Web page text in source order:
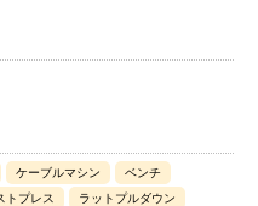
ケーブルマシン
ベンチ
トプレス
ラットプルダウン